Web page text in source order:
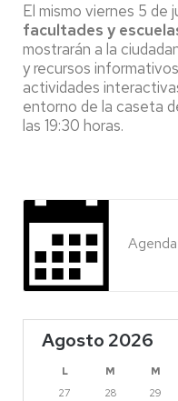
El mismo viernes 5 de
facultades y
mostrarán a la
y recursos
actividades
entorno de la caseta
las 19:30 horas.
Agosto 2026
L M M
27
28 29